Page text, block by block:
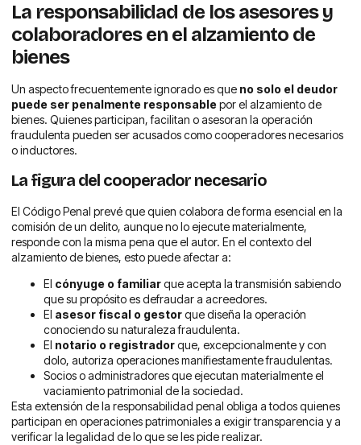
La responsabilidad de los asesores y
colaboradores en el alzamiento de
bienes
Un aspecto frecuentemente ignorado es que no solo el deudor
puede ser penalmente responsable por el alzamiento de
bienes. Quienes participan, facilitan o asesoran la operación
fraudulenta pueden ser acusados como cooperadores necesarios
o inductores.
La figura del cooperador necesario
El Código Penal prevé que quien colabora de forma esencial en la
comisión de un delito, aunque no lo ejecute materialmente,
responde con la misma pena que el autor. En el contexto del
alzamiento de bienes, esto puede afectar a:
El cónyuge o familiarque acepta la transmisión sabiendo
que su propósito es defraudar a acreedores.
El asesor fiscal o gestorque diseña la operación
conociendo su naturaleza fraudulenta.
El notario o registradorque, excepcionalmente y con
dolo, autoriza operaciones manifiestamente fraudulentas.
Socios o administradores que ejecutan materialmente el
vaciamiento patrimonial de la sociedad.
Esta extensión de la responsabilidad penal obliga a todos quienes
participan en operaciones patrimoniales a exigir transparencia y a
verificar la legalidad de lo que se les pide realizar.